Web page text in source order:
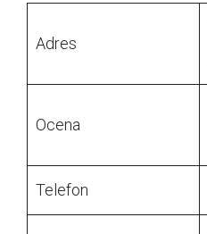
Adres
Ocena
Telefon